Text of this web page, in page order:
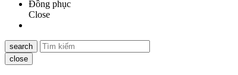
Đồng phục
Close
search
close